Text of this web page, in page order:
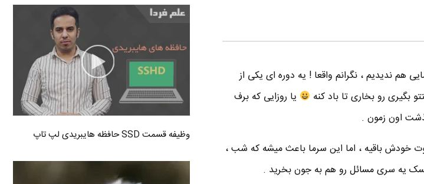
هم ندیدیم ، نگرانم واقعا ! یه دوره ای یکی از
بگیری رو بخاری تا باد کنه
یا روزایی که برف
اون زمون .
خودش باقیه ، اما این سرما باعث میشه که شب ،
یه سری مسائل رو هم به جون بخرید .
وظیفه قسمت SSD حافظه هایبریدی لپ تاپ